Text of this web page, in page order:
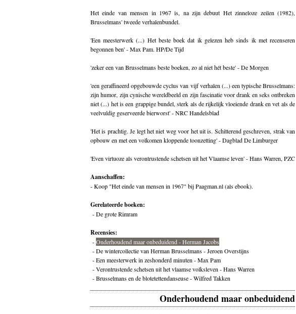
Het einde van mensen in 1967 is, na zijn debuut Het zinneloze zeilen (1982),
Brusselmans' tweede verhalenbundel.
'Een meesterwerk (...) Het beste boek dat ik gelezen heb sinds ik met recenseren
begonnen ben' - Max Pam. HP/De Tijd
'zeker een van Brusselmans beste boeken, zo al niet hét beste' - De Morgen
'een geraffineerd opgebouwde cyclus van vijf verhalen (...) een typische Brusselmans:
zijn humor, zijn cynische wereldbeeld en zijn fascinatie voor drank en seks ontbreken
niet (...) het is een grappige bundel, sterk als de rijkelijk vloeiende drank en vet als de
veelvuldig geserveerde bierworst' - NRC Handelsblad
'Het is prachtig. Je legt het niet weg voor het uit is. Schitterend geschreven, strak van
opbouw en met een volkomen kloppende toonzetting' - Dagblad De Limburger
'Even virtuoze als verontrustende schetsen uit het Vlaamse leven' - Hans Warren, PZC
Aanschaffen:
-Koop "Het einde van mensen in 1967" bij Paagman.nl (als ebook).
Gerelateerde boeken:
-De grote Rimram
Recensies:
-Onderhoudend maar onbeduidend - Herman Jacobs
-De wintercollectie van Herman Brusselmans - Jeroen Overstijns
-Een meesterwerk in zeshonderd minuten - Max Pam
-Verontrustende schetsen uit het vlaamse volksleven - Hans Warren
-Brusselmans en de blotetettendanseuse - Wilfred Takken
Onderhoudend maar onbeduidend